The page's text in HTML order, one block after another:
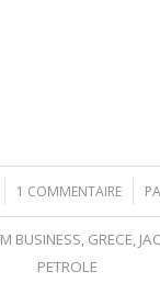
1 COMMENTAIRE
/
BUSINESS, GRECE,
PETROLE